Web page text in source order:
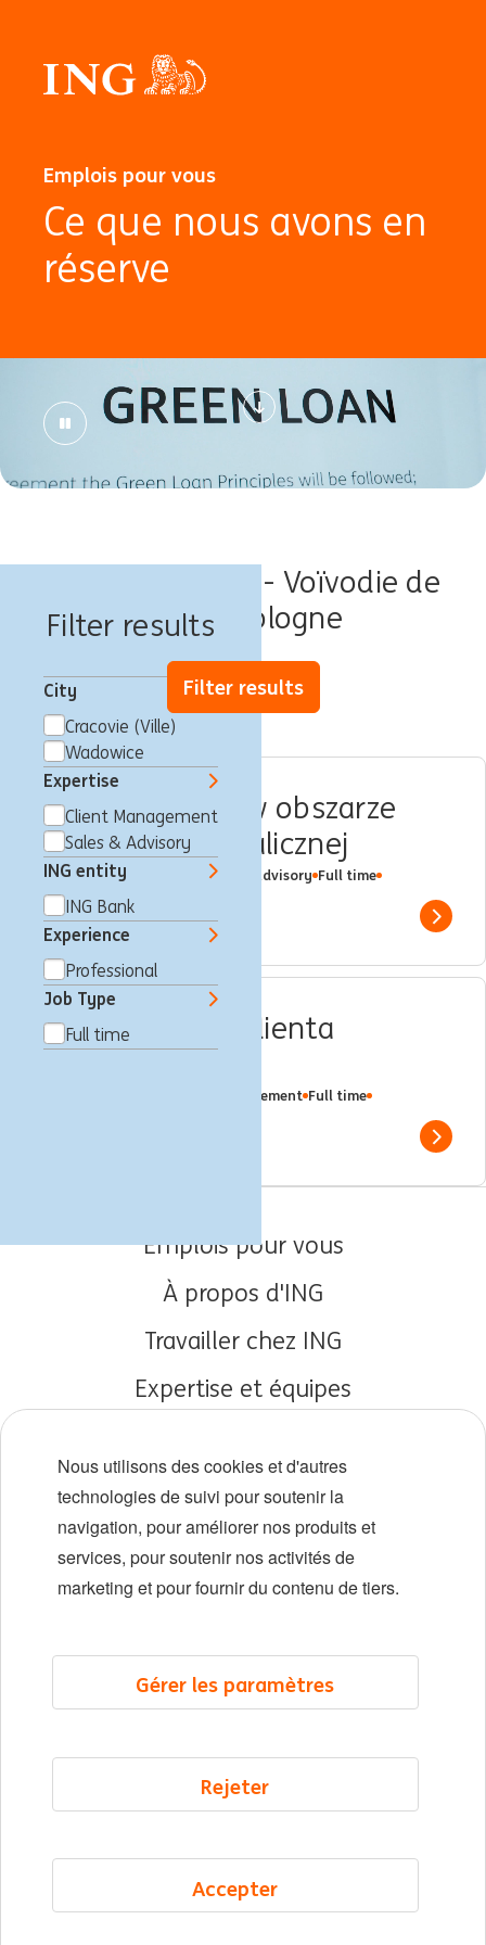
Emplois pour vous
Ce que nous avons en
réserve
Filter results
City
Cracovie (Ville)
Wadowice
Expertise
Client Management
Sales & Advisory
ING entity
ING Bank
Experience
Professional
Job Type
Full time
Offres d'emploi - Voïvodie de
Petite-Pologne
Filter results
Specjalista_tka w obszarze
bankowości detalicznej
Cracovie (Ville), Pologne Sales & Advisory Full time
Professional
Show
Doradca_czyni Klienta
Client Management Full time
Show
Emplois pour vous
À propos d'ING
Travailler chez ING
Expertise et équipes
Diversité et inclusion
Localisations
Événements
LinkedIn
Plan du site
Déclaration sur les cookies
Cookie management
Nous utilisons des cookies et d'autres
technologies de suivi pour soutenir la
navigation, pour améliorer nos produits et
services, pour soutenir nos activités de
marketing et pour fournir du contenu de tiers.
Accepter
Rejeter
Gérer les paramètres